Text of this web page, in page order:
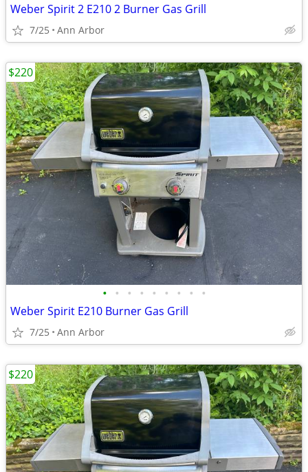
Weber Spirit 2 E210 2 Burner Gas Grill
7/25 Ann Arbor
• • • • • • • • •
Weber Spirit E210 Burner Gas Grill
7/25 Ann Arbor
$220
$220